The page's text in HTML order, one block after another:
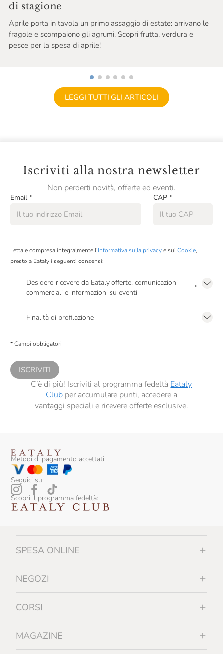
di stagione
Aprile porta in tavola un primo assaggio di estate: arrivano le
fragole e scompaiono gli agrumi. Scopri frutta, verdura e
pesce per la spesa di aprile!
LEGGI TUTTI GLI ARTICOLI
Iscriviti alla nostra newsletter
Non perderti novità, offerte ed eventi.
Email * CAP *
Letta e compresa integralmente l’Informativa sulla privacye sui Cookie,
presto a Eataly i seguenti consensi:
Desidero ricevere da Eataly offerte, comunicazioni
commerciali e informazioni su eventi
*
Finalità di profilazione
comunicazioni commerciali personalizzate, in caso di consenso prestato ai
* Campi obbligatori
ISCRIVITI
C’è di più! Iscriviti al programma fedeltà Eataly
Clubper accumulare punti, accedere a
vantaggi speciali e ricevere offerte esclusive.
Metodi di pagamento accettati:
Seguici su:
Scopri il programma fedeltà:
SPESA ONLINE
NEGOZI
CORSI
MAGAZINE